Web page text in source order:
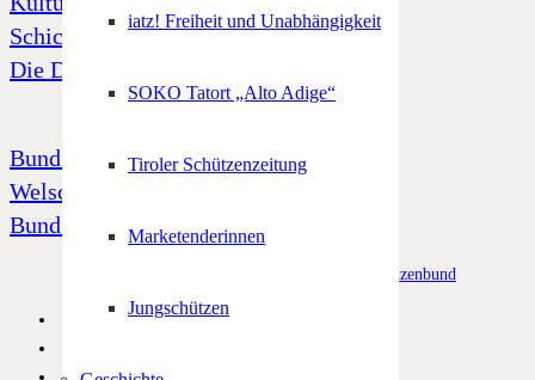
iatz! Freiheit und Unabhängigkeit
SOKO Tatort „Alto Adige“
Tiroler Schützenzeitung
Marketenderinnen
Jungschützen
Schicksal 39
Die Dornenkrone
Bund Tiroler Schützenkompanien
Welschtiroler Schützenbund
Bund Bayerischen Gebirgsschützen
Südtiroler Schützenbund